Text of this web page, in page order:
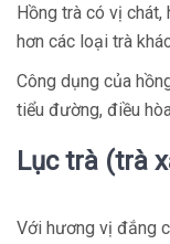
Hồng trà có vị
hơn các loại trà
Công dụng của
tiểu đường, điều
Lục trà (trà
Với hương vị đắng